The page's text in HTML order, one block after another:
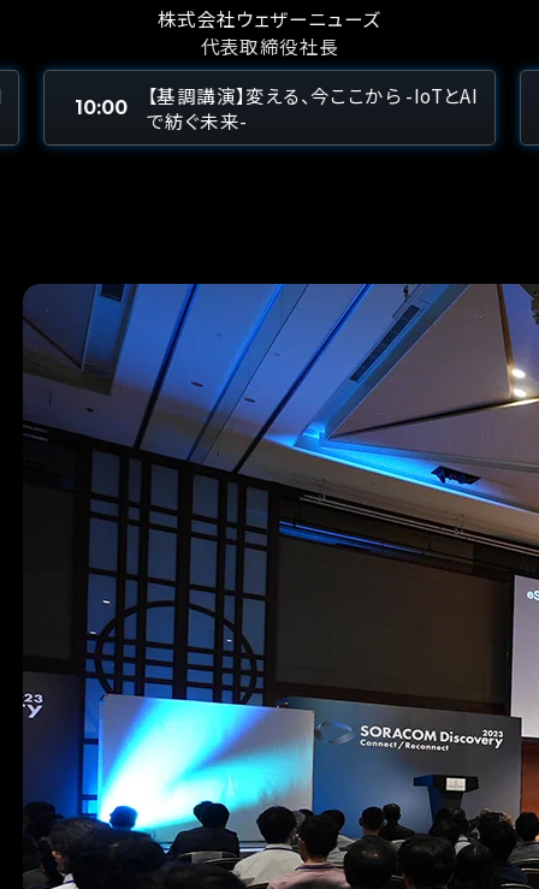
株式会社ウェザーニューズ
代表取締役社長
10:00
【基調講演】変える、今ここから -IoTとAI
で紡ぐ未来-